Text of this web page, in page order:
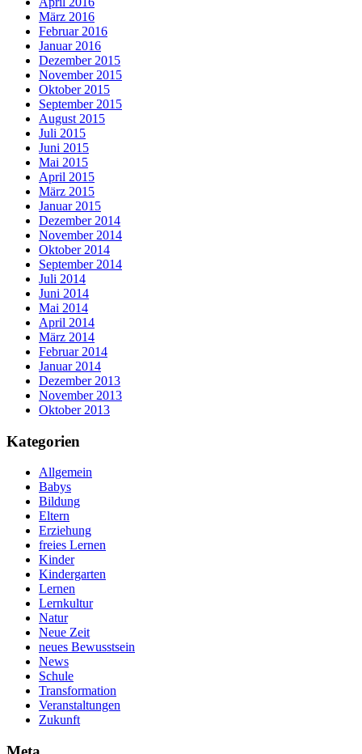
März 2016
Februar 2016
Januar 2016
Dezember 2015
November 2015
Oktober 2015
September 2015
August 2015
Juli 2015
Juni 2015
Mai 2015
April 2015
März 2015
Januar 2015
Dezember 2014
November 2014
Oktober 2014
September 2014
Juli 2014
Juni 2014
Mai 2014
April 2014
März 2014
Februar 2014
Januar 2014
Dezember 2013
November 2013
Oktober 2013
Kategorien
Allgemein
Babys
Bildung
Eltern
Erziehung
freies Lernen
Kinder
Kindergarten
Lernen
Lernkultur
Natur
Neue Zeit
neues Bewusstsein
News
Schule
Transformation
Veranstaltungen
Zukunft